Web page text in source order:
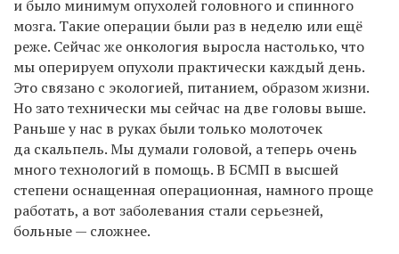
и было минимум опухолей головного и спинного
мозга. Такие операции были раз в неделю или ещё
реже. Сейчас же онкология выросла настолько, что
мы оперируем опухоли практически каждый день.
Это связано с экологией, питанием, образом жизни.
Но зато технически мы сейчас на две головы выше.
Раньше унас в руках были только молоточек
да скальпель. Мы думали головой, а теперь очень
много технологий в помощь.В БСМП в высшей
степени оснащенная операционная, намного проще
работать, а вот заболевания стали серьезней,
больные — сложнее.